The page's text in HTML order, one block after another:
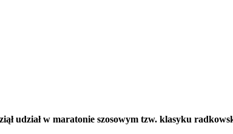
udział w maratonie szosowym tzw. klasyku